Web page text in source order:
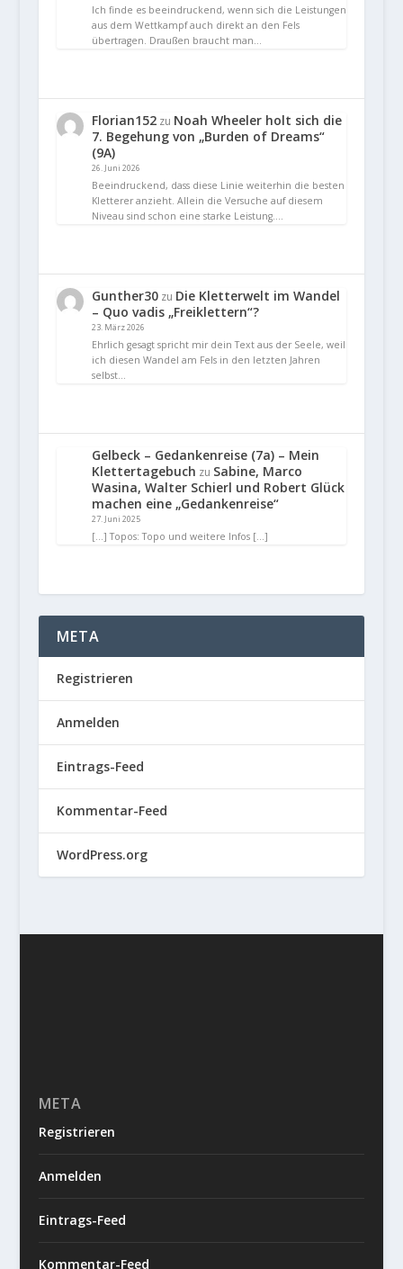
Ich finde es beeindruckend, wenn sich die Leistungen
aus dem Wettkampf auch direkt an den Fels
übertragen. Draußen braucht man…
Florian152zu Noah Wheeler holt sich die
7. Begehung von „Burden of Dreams“
(9A)
26. Juni 2026
Beeindruckend, dass diese Linie weiterhin die besten
Kletterer anzieht. Allein die Versuche auf diesem
Niveau sind schon eine starke Leistung.…
Gunther30zu Die Kletterwelt im Wandel
– Quo vadis „Freiklettern“?
23. März 2026
Ehrlich gesagt spricht mir dein Text aus der Seele, weil
ich diesen Wandel am Fels in den letzten Jahren
selbst…
Gelbeck – Gedankenreise (7a) – Mein
Klettertagebuch zu Sabine, Marco
Wasina, Walter Schierl und Robert Glück
machen eine „Gedankenreise“
27. Juni 2025
[…] Topos: Topo und weitere Infos […]
META
Registrieren
Anmelden
Eintrags-Feed
Kommentar-Feed
WordPress.org
META
Registrieren
Anmelden
Eintrags-Feed
Kommentar-Feed